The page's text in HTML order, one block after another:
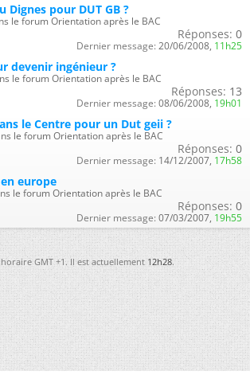
Dignes pour DUT GB ?
le forum Orientation après le BAC
Réponses: 0
Dernier message: 20/06/2008, 11h25
devenir ingénieur ?
le forum Orientation après le BAC
Réponses: 13
Dernier message: 08/06/2008, 19h01
le Centre pour un Dut geii ?
le forum Orientation après le BAC
Réponses: 0
Dernier message: 14/12/2007, 17h58
europe
le forum Orientation après le BAC
Réponses: 0
Dernier message: 07/03/2007, 19h55
horaire GMT +1. Il est actuellement12h28.